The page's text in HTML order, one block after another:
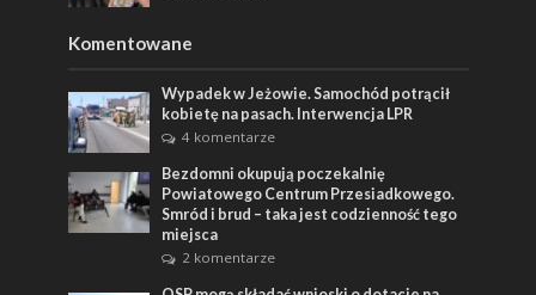
Komentowane
Wypadek w Jeżowie. Samochód potrącił
kobietę na pasach. Interwencja LPR
4 komentarze
Bezdomni okupują poczekalnię
Powiatowego Centrum Przesiadkowego.
Smród i brud – taka jest codzienność tego
miejsca
2 komentarze